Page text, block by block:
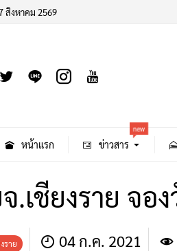
สิงหาคม 2569
หน้าแรก ข่าวสาร
new
.เชียงราย จ
ราย 04 ก.ค. 2021